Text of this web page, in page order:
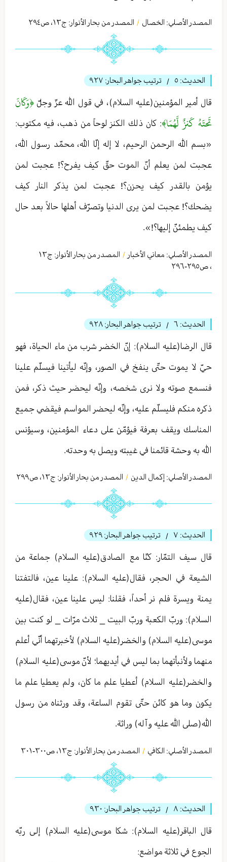
المصدر الأصلي: الخصال / المصدر من بحار الأنوار: ج١٣، ص٢٩٤
الحديث: ٥ / ترتيب جواهر البحار: ٩٢٧
قال أمير المؤمنين(عليه السلام)، في قول الله عزّ وجلّ ﴿وَكَانَ
تَحتَهُ كَنزٌ لَّهُمَا﴾: كان ذلك الكنز لوحاً من ذهب، فيه مكتوب:
«بسم الله الرحمن الرحيم، لا إله إلّا الله، محمّد رسول الله،
عجبت لمن يعلم أنّ الموت حقّ كيف يفرح؟! عجبت لمن
يؤمن بالقدر كيف يحزن؟! عجبت لمن يذكر النار كيف
يضحك؟! عجبت لمن يرى الدنيا وتصرّف أهلها حالاً بعد حال
كيف يطمئنّ إليها؟!».
المصدر الأصلي: معاني الأخبار / المصدر من بحار الأنوار: ج١٣
، ص٢٩٥-٢٩٦
الحديث: ٦ / ترتيب جواهر البحار: ٩٢٨
قال الرضا(عليه السلام): إنّ الخضر شرب من ماء الحياة، فهو
حيّ لا يموت حتّى ينفخ في الصور، وإنّه ليأتينا فيسلّم علينا
فنسمع صوته ولا نرى شخصه، وإنّه ليحضر حيث ذكر، فمن
ذكره منكم فليسلّم عليه، وإنّه ليحضر المواسم فيقضي جميع
المناسك ويقف بعرفة فيؤمّن على دعاء المؤمنين، وسيؤنس
الله به وحشة قائمنا في غيبته ويصل به وحدته.‏
المصدر الأصلي: إكمال الدين / المصدر من بحار الأنوار: ج١٣، ص٢٩٩
الحديث: ٧ / ترتيب جواهر البحار: ٩٢٩
قال سیف التمّار: كنّا مع الصادق(عليه السلام) جماعة من
الشيعة في الحجر، فقال(عليه السلام): علينا عين، فالتفتنا
يمنة ويسرة فلم نر أحداً، فقلنا: ليس علينا عين، فقال(عليه
السلام): وربّ الكعبة وربّ البيت _ ثلاث مرّات _ لو كنت بين
موسى(عليه السلام) والخضر(عليه السلام) لأخبرتهما أنّي أعلم
منهما ولأنبأتهما بما ليس في أيديهما؛ لأنّ موسى(عليه السلام)
والخضر(عليه السلام) أعطيا علم ما كان، ولم يعطيا علم ما
يكون وما هو كائن حتّى تقوم الساعة، وقد ورثناه من رسول
الله(صلى الله عليه وآله) وراثة.
المصدر الأصلي: الكافي / المصدر من بحار الأنوار: ج١٣، ص٣٠٠-٣٠١
الحديث: ٨ / ترتيب جواهر البحار: ٩٣٠
قال الباقر(عليه السلام): شكا موسى(عليه السلام) إلى ربّه
الجوع في ثلاثة مواضع: